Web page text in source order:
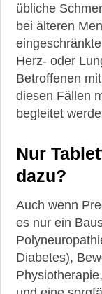
übliche
bei älteren
Herz- oder
Betroffenen
diesen Fällen
begleitet
Nur
dazu?
Auch wenn
es nur ein
Diabetes),